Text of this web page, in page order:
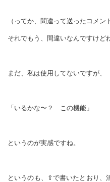
（ってか、間違って送ったコメン
それでもう、間違いなんですけど
まだ、私は使用してないですが、
「いるかな〜？ この機能」
というのが実感ですね。
というのも、⇧で書いたとおり、